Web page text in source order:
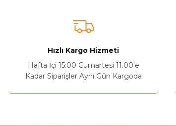
Hızlı Kargo Hizmeti
Hafta İçi 15:00 Cumartesi 11.00'e
Kadar Siparişler Aynı Gün Kargoda